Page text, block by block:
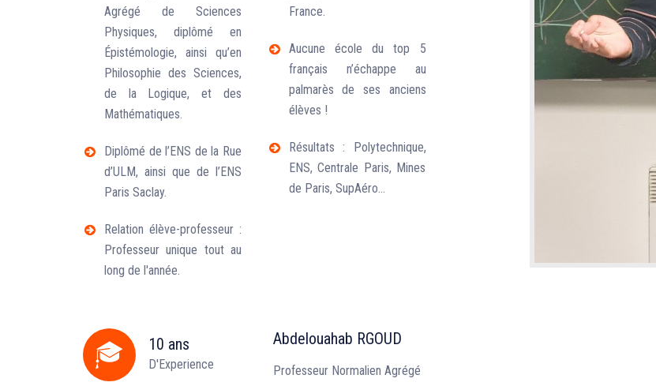
Agrégé de Sciences
Physiques, diplômé en
Épistémologie, ainsi qu’en
Philosophie des Sciences,
de la Logique, et des
Mathématiques.
Diplômé de l’ENS de la Rue
d’ULM, ainsi que de l’ENS
Paris Saclay.
Relation élève-professeur :
Professeur unique tout au
long de l'année.
France.
Aucune école du top 5
français n’échappe au
palmarès de ses anciens
élèves !
Résultats : Polytechnique,
ENS, Centrale Paris, Mines
de Paris, SupAéro…
10 ans
D'Experience
Abdelouahab RGOUD
Professeur Normalien Agrégé